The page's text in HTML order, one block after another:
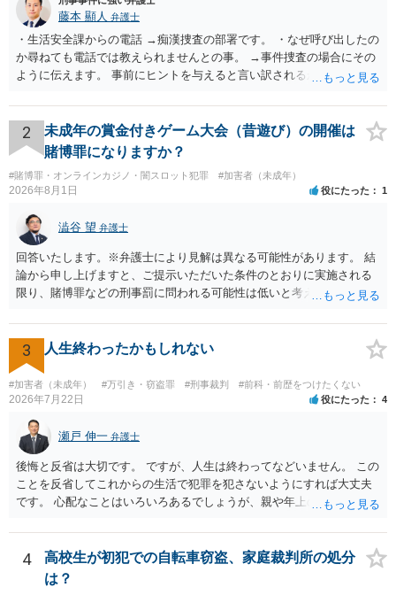
藤本 顯人 弁護士
・生活安全課からの電話 →痴漢捜査の部署です。 ・なぜ呼び出したの
か尋ねても電話では教えられませんとの事。 →事件捜査の場合にその
ように伝えます。 事前にヒントを与えると言い訳されるからです。 ・
たり →やはり痴漢として疑われているのでは。 そもそも痴漢をやって
ないのであれば、何も疑われる筋合いは無いわけですし狼狽える必要
はないですね。
2
未成年の賞金付きゲーム大会（昔遊び）の開催は
賭博罪になりますか？
#賭博罪・オンラインカジノ・闇スロット犯罪 #加害者（未成年）
2026年8月1日 役にたった 1
澁谷 望 弁護士
回答いたします。※弁護士により見解は異なる可能性があります。 結
論から申し上げますと、ご提示いただいた条件のとおりに実施される
限り、賭博罪などの刑事罰に問われる可能性は低いと考えられます
答】 賭博罪は、参加者が互いに財物を賭けてその得喪を争う場合に成
立します。 質問者様がご自身のポケットマネーから懸賞として賞金を
出し、参加者からの参加費が全額会場レンタル費用に充てられて賞金
原資と完全に分離されている場合、参加者が自らの財物を失うリスク
が存在しないため賭博罪には該当しないとする見解が一般的です。ま
た、利益を得る目的もないため賭博場開帳図利罪も成立しないと考え
られます。 【質問2への回答】 刑事上の問題は生じにくいものの、民
事・行政上の観点から以下の点が考慮されます。景品表示法について
は事業者が顧客を誘引するためのものではないため対象外と考えられ
ますが、自治会館の利用規約（目的外利用や金銭徴収の可否など）へ
の抵触が問題となることがあります。 【質問3への回答】 主催者とし
とを明確にしておくことが大切です。また、自治会館の管理者に対
し、参加費の集金を含む利用目的を事前に正確に伝えて了解を得てお
3 人生終わったかもしれない
#加害者（未成年） #万引き・窃盗罪 #刑事裁判 #前科・前歴をつけたくない
2026年7月22日 役にたった 4
瀬戸 伸一 弁護士
後悔と反省は大切です。 ですが、人生は終わってなどいません。 この
ことを反省してこれからの生活で犯罪を犯さないようにすれば大丈夫
です。 心配なことはいろいろあるでしょうが、親や年上の兄弟や信頼
す。
4
高校生が初犯での自転車窃盗、家庭裁判所の処分
は？